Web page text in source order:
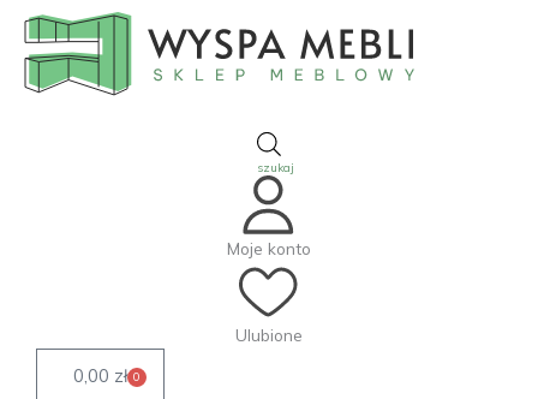
Przejdź
treści
Moje konto
Ulubione
0,00 zł 0
Wózek